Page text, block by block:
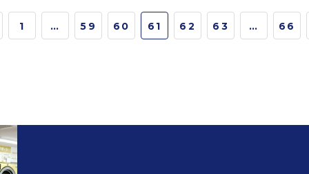
1 … 59 60 61 62 63 … 66